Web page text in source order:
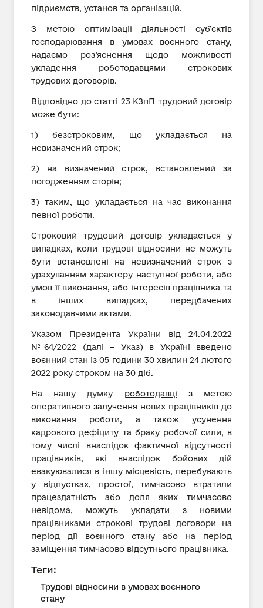
підриємств, установ та організацій.
З метою оптимізації діяльності суб’єктів
господарювання в умовах воєнного стану,
надаємо роз’яснення щодо можливості
укладення роботодавцями строкових
трудових договорів.
Відповідно до статті 23 КЗпП трудовий договір
може бути:
1) безстроковим, що укладається на
невизначений строк;
2) на визначений строк, встановлений за
погодженням сторін;
3) таким, що укладається на час виконання
певної роботи.
Строковий трудовий договір укладається у
випадках, коли трудові відносини не можуть
бути встановлені на невизначений строк з
урахуванням характеру наступної роботи, або
умов її виконання, або інтересів працівника та
в інших випадках, передбачених
законодавчими актами.
Указом Президента України від 24.04.2022
№64/2022 (далі – Указ) в Україні введено
воєнний стан із 05 години 30 хвилин 24 лютого
2022 року строком на 30 діб.
На нашу думку роботодавці з метою
оперативного залучення нових працівників до
виконання роботи, а також усунення
кадрового дефіциту та браку робочої сили, в
тому числі внаслідок фактичної відсутності
працівників, які внаслідок бойових дій
евакуювалися в іншу місцевість, перебувають
у відпустках, простої, тимчасово втратили
працездатність або доля яких тимчасово
невідома, можуть укладати з новими
працівниками строкові трудові договори на
період дії воєнного стану або на період
заміщення тимчасово відсутнього працівника.
Теги:
Трудові відносини в умовах воєнного
стану